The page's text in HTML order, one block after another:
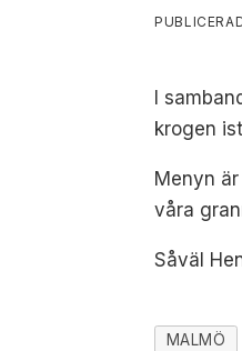
I
krogen
Menyn
våra
Såväl
MALMÖ